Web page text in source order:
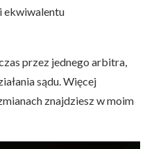
ekwiwalentu
przez jednego arbitra,
sądu. Więcej
znajdziesz w moim